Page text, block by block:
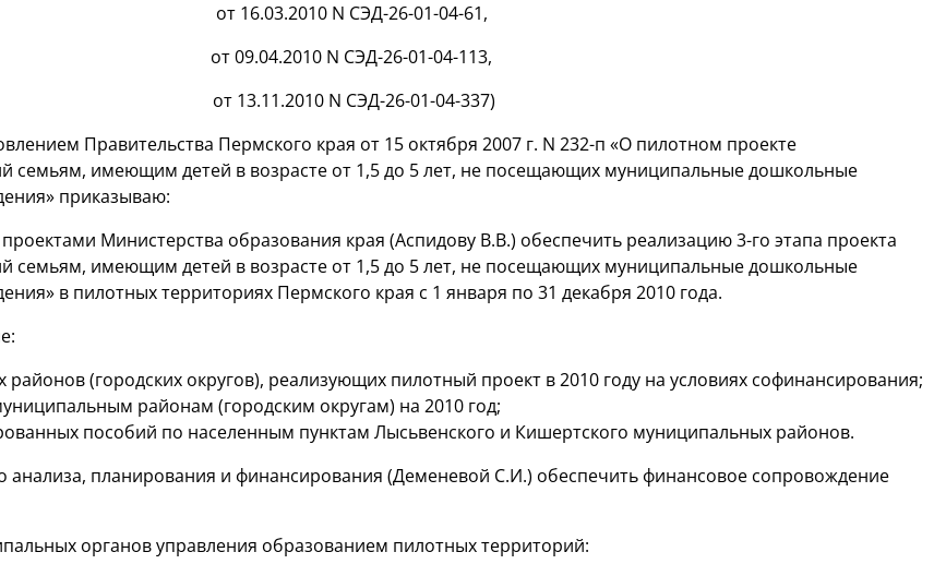
от 16.03.2010 N СЭД-26-01-04-61,
от 09.04.2010 N СЭД-26-01-04-113,
от 13.11.2010 N СЭД-26-01-04-337)
Правительства Пермского края от 15 октября 2007 г. N 232-п «О пилотном проекте
семьям, имеющим детей в возрасте от 1,5 до 5 лет, не посещающих муниципальные дошкольные
приказываю:
Министерства образования края (Аспидову В.В.) обеспечить реализацию3-го этапа проекта
семьям, имеющим детей в возрасте от 1,5 до 5 лет, не посещающих муниципальные дошкольные
в пилотных территориях Пермского края с 1 января по 31 декабря 2010 года.
(городских округов), реализующих пилотный проект в 2010 году на условиях софинансирования;
районам (городским округам) на 2010 год;
пособий по населенным пунктам Лысьвенского и Кишертского муниципальных районов.
анализа, планирования и финансирования (Деменевой С.И.) обеспечить финансовое сопровождение
органов управления образованием пилотных территорий: